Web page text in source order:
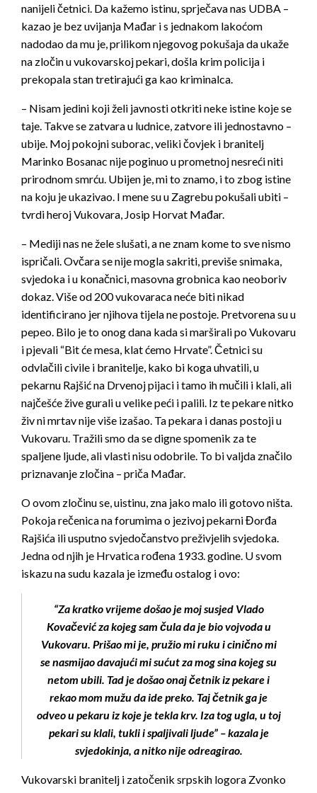
nanijeli četnici. Da kažemo istinu, sprječava nas UDBA –
kazao je bez uvijanja Mađar i s jednakom lakoćom
nadodao da mu je, prilikom njegovog pokušaja da ukaže
na zločin u vukovarskoj pekari, došla krim policija i
prekopala stan tretirajući ga kao kriminalca.
– Nisam jedini koji želi javnosti otkriti neke istine koje se
taje. Takve se zatvara u ludnice, zatvore ili jednostavno –
ubije. Moj pokojni suborac, veliki čovjek i branitelj
Marinko Bosanac nije poginuo u prometnoj nesreći niti
prirodnom smrću. Ubijen je, mi to znamo, i to zbog istine
na koju je ukazivao. I mene su u Zagrebu pokušali ubiti –
tvrdi heroj Vukovara, Josip Horvat Mađar.
– Mediji nas ne žele slušati, a ne znam kome to sve nismo
ispričali. Ovčara se nije mogla sakriti, previše snimaka,
svjedoka i u konačnici, masovna grobnica kao neoboriv
dokaz. Više od 200 vukovaraca neće biti nikad
identificirano jer njihova tijela ne postoje. Pretvorena su u
pepeo. Bilo je to onog dana kada si marširali po Vukovaru
i pjevali “Bit će mesa, klat ćemo Hrvate”. Četnici su
odvlačili civile i branitelje, kako bi koga uhvatili, u
pekarnu Rajšić na Drvenoj pijaci i tamo ih mučili i klali, ali
najčešće žive gurali u velike peći i palili. Iz te pekare nitko
živ ni mrtav nije više izašao. Ta pekara i danas postoji u
Vukovaru. Tražili smo da se digne spomenik za te
spaljene ljude, ali vlasti nisu odobrile. To bi valjda značilo
priznavanje zločina – priča Mađar.
O ovom zločinu se, uistinu, zna jako malo ili gotovo ništa.
Pokoja rečenica na forumima o jezivoj pekarni Đorđa
Rajšića ili usputno svjedočanstvo preživjelih svjedoka.
Jedna od njih je Hrvatica rođena 1933. godine. U svom
iskazu na sudu kazala je između ostalog i ovo:
“Za kratko vrijeme došao je moj susjed Vlado
Kovačević za kojeg sam čula da je bio vojvoda u
Vukovaru. Prišao mi je, pružio mi ruku i cinično mi
se nasmijao davajući mi sućut za mog sina kojeg su
netom ubili. Tad je došao onaj četnik iz pekare i
rekao mom mužu da ide preko. Taj četnik ga je
odveo u pekaru iz koje je tekla krv. Iza tog ugla, u toj
pekari su klali, tukli i spaljivali ljude” – kazala je
svjedokinja, a nitko nije odreagirao.
Vukovarski branitelj i zatočenik srpskih logora Zvonko